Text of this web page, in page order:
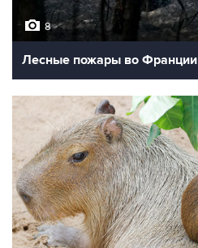
8
Лесные пожары во Франции